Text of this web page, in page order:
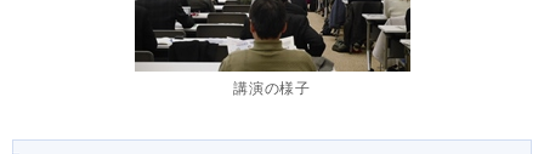
講演の様子